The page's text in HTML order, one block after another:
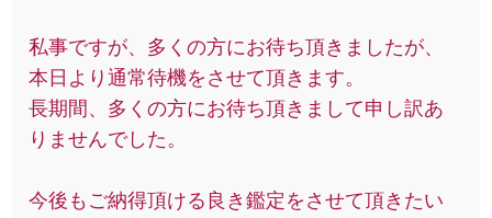
私事ですが、多くの方にお待ち頂きましたが、
本日より通常待機をさせて頂きます。
長期間、多くの方にお待ち頂きまして申し訳あ
りませんでした。
今後もご納得頂ける良き鑑定をさせて頂きたい